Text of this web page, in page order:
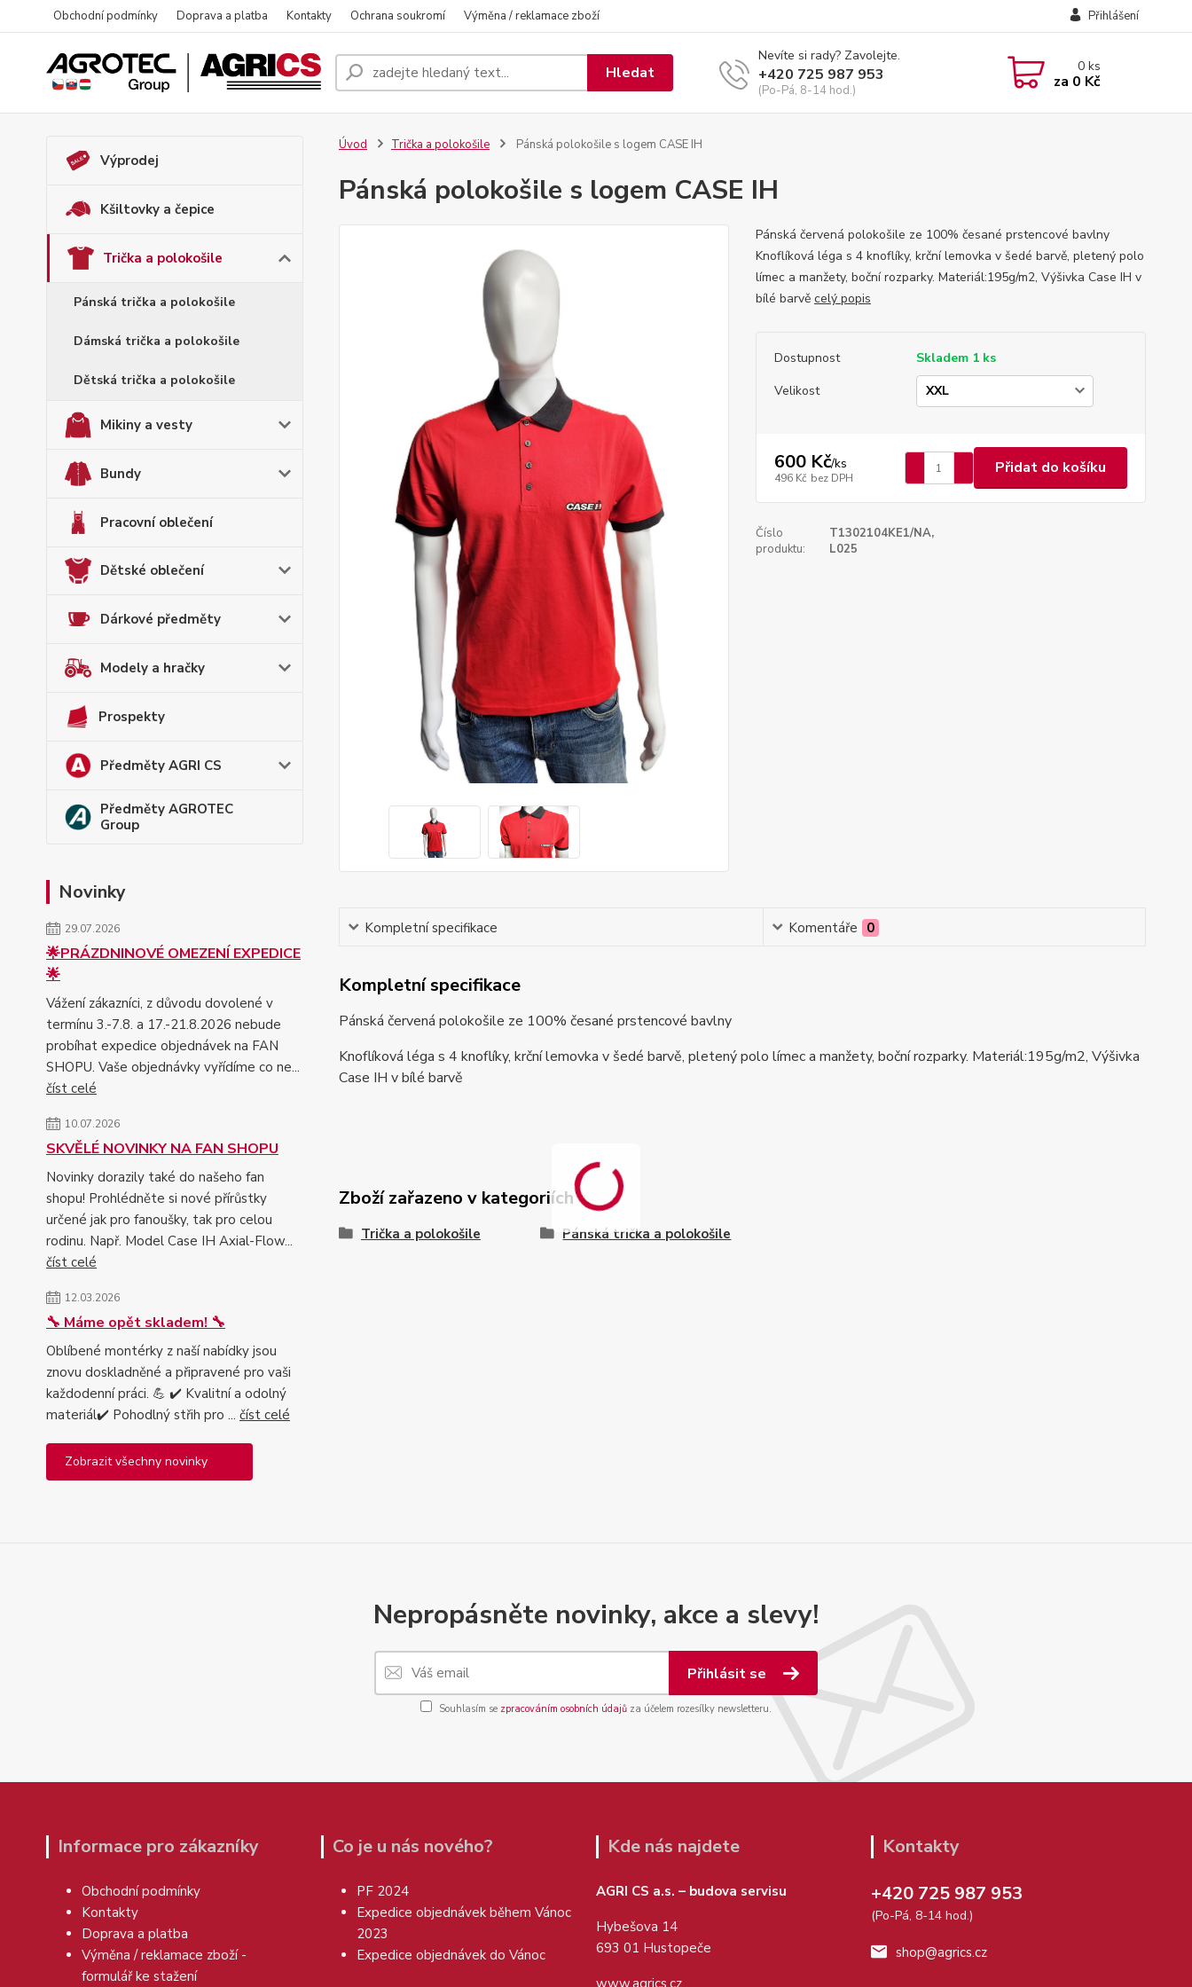
Obchodní podmínky Doprava a platba Kontakty Ochrana soukromí Výměna / reklamace zboží Přihlášení
Hledat
Nevíte si rady? Zavolejte.
+420 725 987 953
(Po-Pá, 8-14 hod.)
0ks
za 0 Kč
Výprodej
Kšiltovky a čepice
Trička a polokošile
Pánská trička a polokošile
Dámská trička a polokošile
Dětská trička a polokošile
Mikiny a vesty
Bundy
Pracovní oblečení
Dětské oblečení
Dárkové předměty
Modely a hračky
Prospekty
Předměty AGRI CS
Předměty AGROTEC
Group
Novinky
29.07.2026
🌟PRÁZDNINOVÉ OMEZENÍ EXPEDICE
🌟
Vážení zákazníci, z důvodu dovolené v
termínu 3.-7.8. a 17.-21.8.2026 nebude
probíhat expedice objednávek na FAN
SHOPU. Vaše objednávky vyřídíme co ne...
číst celé
10.07.2026
SKVĚLÉ NOVINKY NA FAN SHOPU
Novinky dorazily také do našeho fan
shopu! Prohlédněte si nové přírůstky
určené jak pro fanoušky, tak pro celou
rodinu. Např. Model Case IH Axial-Flow...
číst celé
12.03.2026
🔧 Máme opět skladem! 🔧
Oblíbené montérky z naší nabídky jsou
znovu doskladněné a připravené pro vaši
každodenní práci. 💪 ✔️ Kvalitní a odolný
materiál✔️ Pohodlný střih pro ... číst celé
Zobrazit všechny novinky
Úvod Trička a polokošile Pánská polokošile s logem CASE IH
Pánská polokošile s logem CASE IH
Pánská červená polokošile ze 100% česané prstencové bavlny
Knoflíková léga s 4 knoflíky, krční lemovka v šedé barvě, pletený polo
límec a manžety, boční rozparky. Materiál:195g/m2, Výšivka Case IH v
bílé barvě celý popis
Dostupnost
Skladem 1 ks
Velikost
600 Kč/ks
496 Kč bez DPH
Přidat do košíku
Číslo
produktu:
T1302104KE1/NA,
L025
Kompletní specifikace Komentáře 0
Kompletní specifikace
Pánská červená polokošile ze 100% česané prstencové bavlny
Knoflíková léga s 4 knoflíky, krční lemovka v šedé barvě, pletený polo límec a manžety, boční rozparky. Materiál:195g/m2, Výšivka
Case IH v bílé barvě
Zboží zařazeno v kategoriích
Trička a polokošile Pánská trička a polokošile
Nepropásněte novinky, akce a slevy!
Přihlásit se
Souhlasím se zpracováním osobních údajů za účelem rozesílky newsletteru.
Informace pro zákazníky
Obchodní podmínky
Kontakty
Doprava a platba
Výměna / reklamace zboží -
formulář ke stažení
Co je u nás nového?
PF 2024
Expedice objednávek během Vánoc
2023
Expedice objednávek do Vánoc
Kde nás najdete
AGRI CS a.s. – budova servisu
Hybešova 14
693 01 Hustopeče
www.agrics.cz
Kontakty
+420 725 987 953
(Po-Pá, 8-14 hod.)
shop@agrics.cz